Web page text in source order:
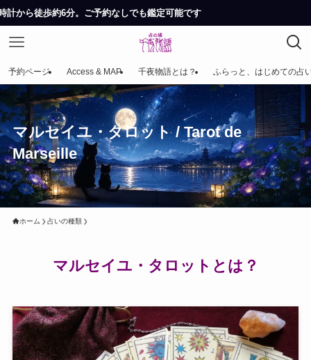
なしでも鑑定可能です
予約ページ Access & MAP 千夜物語とは？ ふらっと、はじめての占
マルセイユ・タロット / Tarot de
Marseille
ホーム 占いの種類
マルセイユ・タロットとは？